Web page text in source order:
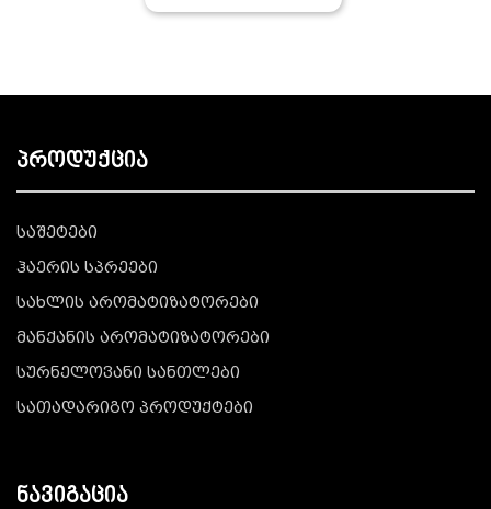
პროდუქცია
საშეტები
ჰაერის სპრეები
სახლის არომატიზატორები
მანქანის არომატიზატორები
სურნელოვანი სანთლები
სათადარიგო პროდუქტები
ნავიგაცია